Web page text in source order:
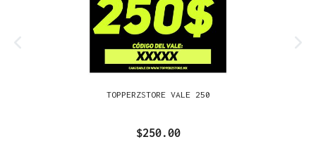
TOPPERZSTORE VALE 250
$250.00